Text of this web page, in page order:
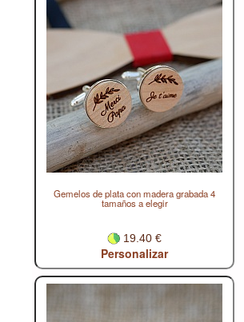
Gemelos de plata con madera grabada 4
tamaños a elegir
19.40 €
Personalizar